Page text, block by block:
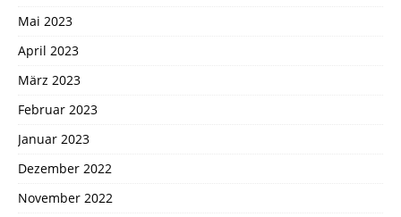
Mai 2023
April 2023
März 2023
Februar 2023
Januar 2023
Dezember 2022
November 2022